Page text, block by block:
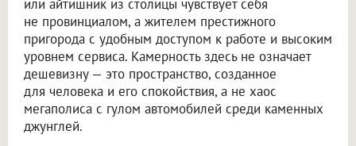
или айтишник из столицы чувствует себя
не провинциалом, а жителем престижного
пригорода с удобным доступом к работе и высоким
уровнем сервиса. Камерность здесь не означает
дешевизну — это пространство, созданное
для человека и его спокойствия, а не хаос
мегаполиса с гулом автомобилей среди каменных
джунглей.